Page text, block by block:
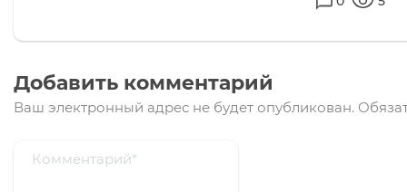
Добавить комментарий
Ваш электронный адрес не будет опубликован.